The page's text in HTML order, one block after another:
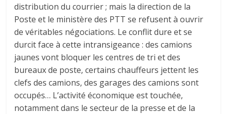
distribution du courrier ; mais la direction de la
Poste et le ministère des PTT se refusent à ouvrir
de véritables négociations. Le conflit dure et se
durcit face à cette intransigeance : des camions
jaunes vont bloquer les centres de tri et des
bureaux de poste, certains chauffeurs jettent les
clefs des camions, des garages des camions sont
occupés… L’activité économique est touchée,
notamment dans le secteur de la presse et de la